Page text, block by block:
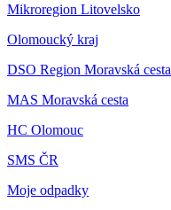
Mikroregion Litovelsko
Olomoucký kraj
DSO Region Moravská cesta
MAS Moravská cesta
HC Olomouc
SMS ČR
Moje odpadky